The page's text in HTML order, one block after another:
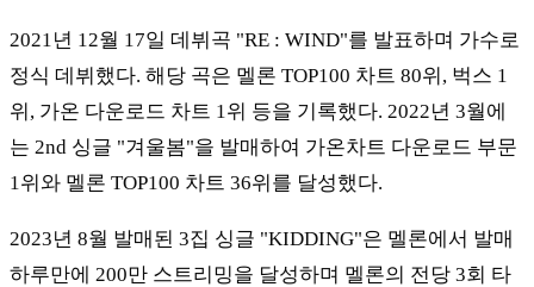
2021년 12월 17일 데뷔곡 "RE : WIND"를 발표하며 가수로
정식 데뷔했다. 해당 곡은 멜론 TOP100 차트 80위, 벅스 1
위, 가온 다운로드 차트 1위 등을 기록했다. 2022년 3월에
는 2nd 싱글 "겨울봄"을 발매하여 가온차트 다운로드 부문
1위와 멜론 TOP100 차트 36위를 달성했다.
2023년 8월 발매된 3집 싱글 "KIDDING"은 멜론에서 발매
하루만에 200만 스트리밍을 달성하며 멜론의 전당 3회 타